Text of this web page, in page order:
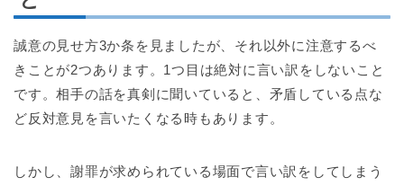
誠意の見せ方3か条を見ましたが、それ以外に注意するべ
きことが2つあります。1つ目は絶対に言い訳をしないこと
です。相手の話を真剣に聞いていると、矛盾している点な
ど反対意見を言いたくなる時もあります。
しかし、謝罪が求められている場面で言い訳をしてしまう